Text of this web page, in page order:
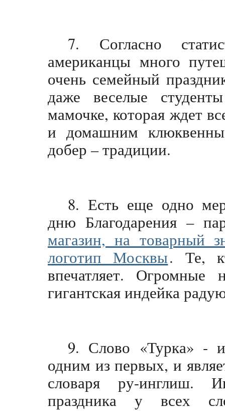
7. Согласно
американцы много
очень семейный
даже веселые
мамочке, которая ждет
и домашним
добер – традиции.
8. Есть еще одно
дню Благодарения –
магазин, на товарный
логотип Москвы. Те,
впечатляет.
гигантская индейка
9. Слово «Турка» -
одним из первых, и
словаря ру-инглиш.
праздника у всех